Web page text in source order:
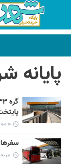
پایانه
۱۴۰۳-
۱۴۰۳-